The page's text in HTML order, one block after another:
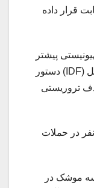
قرار داده
پیشتر
گفته بود که به نیروهای دفاعی اسرائیل (IDF) دستور
تروریستی
در حملات
موشک در